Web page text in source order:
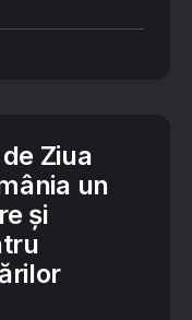
Ziua
un
și